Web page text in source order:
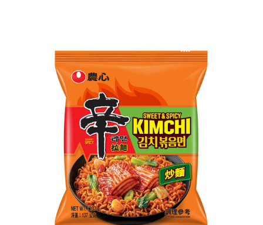
客戶支援中心」https://netprotections.freshdesk.com/support/home
１．透過由恩沛科技股份有限公司提供之「AFTEE先享後付」服務完成之交
易，需依本服務之必要範圍內提供個人資料，並將交易相關給付款項請求債
權轉讓予恩沛科技股份有限公司。
２．關於個人資料處理事宜，請瀏覽以下網址：
https://aftee.tw/terms/#terms3
３．未成年的使用者請事先徵得法定代理人或監護人之同意方可使用
「AFTEE先享後付」，若未經同意申辦者引起之損失，本公司不負相關責
４．使用「AFTEE先享後付」時，將依據個別帳號之用戶狀況，依本公司即
時審查核予不同之上限額度；若仍有額度不足之情形，本公司將視審查結果
請求用戶進行身份認證。
５．嚴禁一人註冊多個帳號或使用他人資訊註冊。若發現惡意使用之情形，
恩沛科技股份有限公司將有權停止該用戶之使用額度並採取法律行動。
每筆NT$65，滿NT$490(含以上)免運費
7-11取貨付款
每筆NT$65，滿NT$490(含以上)免運費
付款後7-11取貨
每筆NT$65，滿NT$490(含以上)免運費
每筆NT$100，滿NT$790(含以上)免運費
付款後寶雅門市自取(由倉庫統一出貨)
每筆NT$80，滿NT$290(含以上)免運費